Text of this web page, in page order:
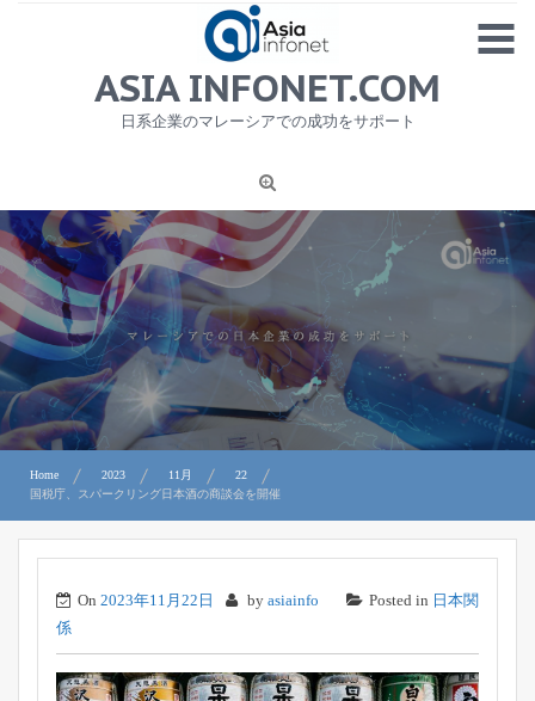
MENU
1
ニュース
労務サービス
プライバシーポリシー及び著作権について
お問合せ
ASIA INFONET.COM
日系企業のマレーシアでの成功をサポート
Home 2023 11月
22
国税庁、スパークリング日本酒の商談会を開催
On 2023年11月22日 by asiainfo Posted in 日本関
係